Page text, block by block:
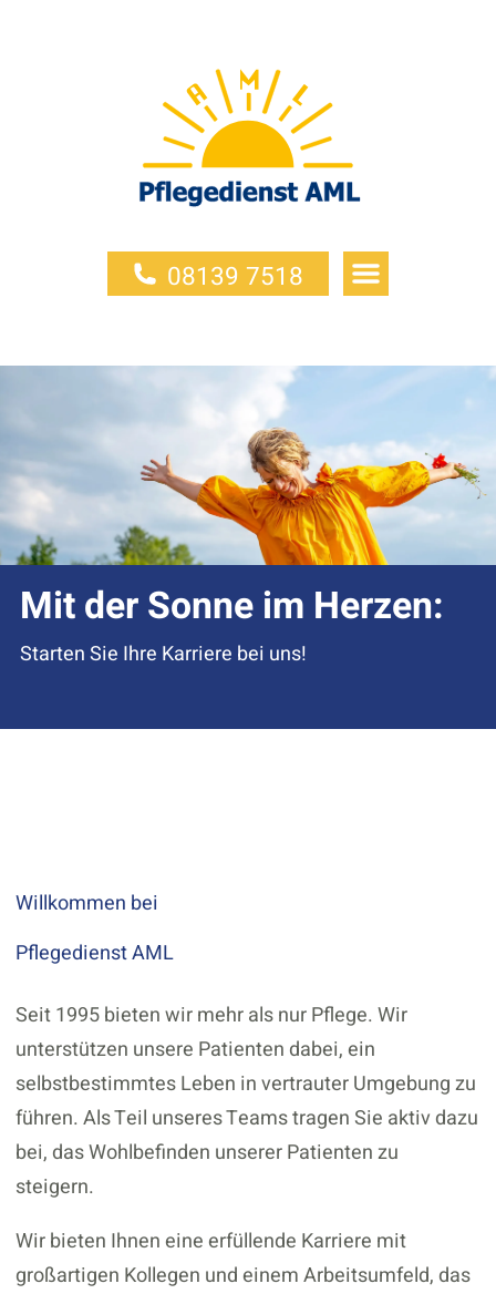
08139 7518
Mit der Sonne im Herzen:
Starten Sie Ihre Karriere bei uns!
Willkommen bei
Pflegedienst AML
Seit 1995 bieten wir mehr als nur Pflege. Wir
unterstützen unsere Patienten dabei, ein
selbstbestimmtes Leben in vertrauter Umgebung zu
führen. Als Teil unseres Teams tragen Sie aktiv dazu
bei, das Wohlbefinden unserer Patienten zu
steigern.
Wir bieten Ihnen eine erfüllende Karriere mit
großartigen Kollegen und einem Arbeitsumfeld, das